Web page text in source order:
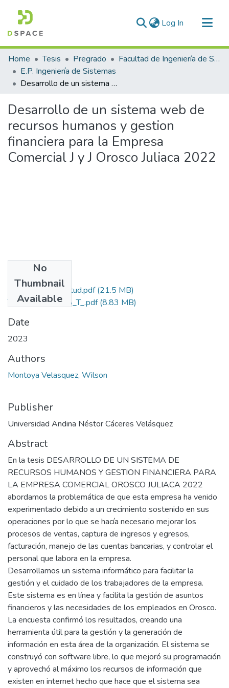
Log In (current)
Communities & Collections
All of DSpace
Statistics
Home Tesis Pregrado
Facultad de Ingeniería de Sistemas
E.P. Ingeniería de Sistemas
Desarrollo de un sistema web de recursos humanos y gestion financiera para la Empresa Comercial J y J Orosco Juliaca 2022
Desarrollo de un sistema web de
recursos humanos y gestion
financiera para la Empresa
Comercial J y J Orosco Juliaca 2022
No
Thumbnail
Available
Grado de Similitud.pdf(21.5 MB)
T036_40719608_T_.pdf(8.83 MB)
Date
2023
Authors
Montoya Velasquez, Wilson
Publisher
Universidad Andina Néstor Cáceres Velásquez
Abstract
En la tesis DESARROLLO DE UN SISTEMA DE
RECURSOS HUMANOS Y GESTION FINANCIERA PARA
LA EMPRESA COMERCIAL OROSCO JULIACA 2022
abordamos la problemática de que esta empresa ha venido
experimentado debido a un crecimiento sostenido en sus
operaciones por lo que se hacía necesario mejorar los
procesos de ventas, captura de ingresos y egresos,
facturación, manejo de las cuentas bancarias, y controlar el
personal que labora en la empresa.
Desarrollamos un sistema informático para facilitar la
gestión y el cuidado de los trabajadores de la empresa.
Este sistema es en línea y facilita la gestión de asuntos
financieros y las necesidades de los empleados en Orosco.
La encuesta confirmó los resultados, creando una
herramienta útil para la gestión y la generación de
información en esta área de la organización. El sistema se
construyó con software libre, lo que mejoró su programación
y aprovechó al máximo los recursos de información que
existen en internet hecho que hace que el sistema sea